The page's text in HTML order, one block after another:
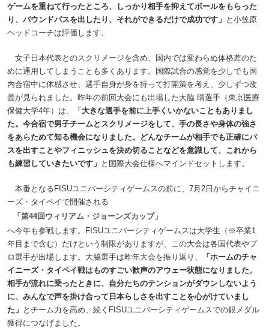
ゲームを重ねて行ったところ、しっかり相手を抑えてボールをもらった
り、バウンドパスを出したり、それができるだけで成功です」 と小笠原
ヘッドコーチは評価します。
女子日本代表とのスクリメージを含め、国内では変わらぬ体格差のた
めに通用してしまうことも多くあります。国際試合の感覚を少しでも国
内合宿中に体感させ、選手自身が身を持って打開策を考え、少しずつ改
善が見られました。昨年の前回大会にも出場した大脇 晴選手（東京医療
保健大学4年）は、
「大きな選手を前に上手くいかないこともありまし
た。今合宿で男子チームとスクリメージをして、手の長さや身体の強さ
をあらためて知る機会になりました。どんなチームが相手でも正確にパ
スを出すことやフィニッシュを決め切ることなどを意識して、これから
も練習していきたいです」 と国際大会仕様へマインドセットします。
本番となるFISUユニバーシティゲームスの前に、7月2日からチャイニ
ーズ・タイペイで開催される
「第44回ウィリアム・ジョーンズカップ」
へ今年も参戦します。FISUユニバーシティゲームスは大学生（※卒業1
年目まで含む）だけという制限がありますが、この大会は各国代表やプ
ロ選手が出場します。大脇選手は昨年大会を振り返り、
「ホームのチャ
イニーズ・タイペイ戦はものすごい歓声のアウェー状態になりました。
相手が流れに乗ったときに、自分たちのテンションがダウンしないよう
に、みんなで声を掛け合って日本らしさを出すことを心がけていまし
た」 とチーム力を高め、続くFISUユニバーシティゲームスでの銀メダル
獲得につなげました。